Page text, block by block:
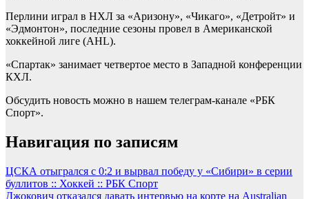
Перлини играл в НХЛ за «Аризону», «Чикаго», «Детройт» и
«Эдмонтон», последние сезоны провел в Американской
хоккейной лиге (AHL).
«Спартак» занимает четвертое место в Западной конференции
КХЛ.
Обсудить новость можно в нашем телеграм-канале «РБК
Спорт».
Навигация по записям
ЦСКА отыгрался с 0:2 и вырвал победу у «Сибири» в серии
буллитов :: Хоккей :: РБК Спорт
Джокович отказался давать интервью на корте на Australian